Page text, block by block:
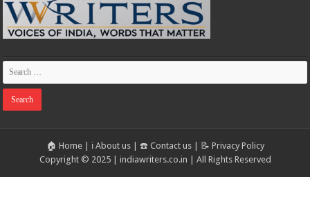
🏠 Home| ℹ️ About us| ☎️ Contact us| 📝 Privacy Policy
Copyright © 2025 | indiawriters.co.in | All Rights Reserved